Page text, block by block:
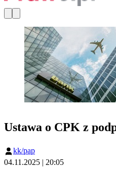
Ustawa o CPK z
kk/pap
04.11.2025 | 20:05